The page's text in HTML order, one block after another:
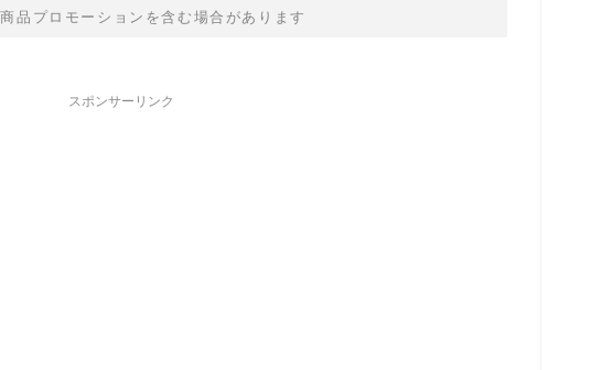
品プロモーションを含む場合があります
スポンサーリンク